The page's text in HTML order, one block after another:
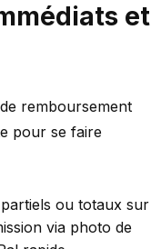
et
remboursement
pour se faire
ou totaux sur
via photo de